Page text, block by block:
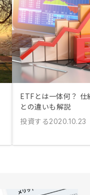
ETFとは一体何？ 仕
との違いも解説
投資する2020.10.23